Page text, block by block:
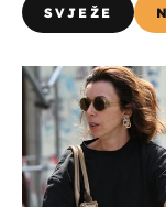
SVJEŽE